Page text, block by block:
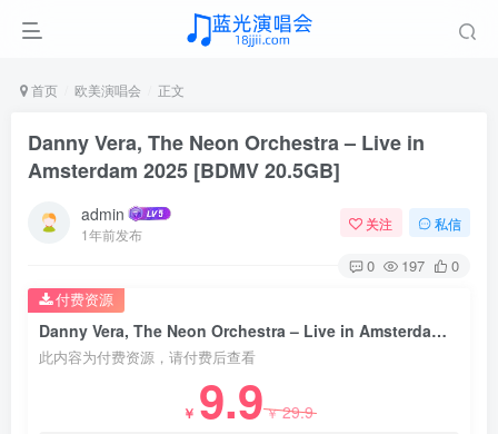
首页 欧美演唱会 正文
Danny Vera, The Neon Orchestra – Live in
Amsterdam 2025 [BDMV 20.5GB]
admin
1年前发布
关注 私信
0 197 0
Danny Vera, The Neon Orchestra – Live in Amsterdam 2025 [BDMV 20.5GB]
此内容为付费资源，请付费后查看
￥ 9.9￥29.9
付费资源